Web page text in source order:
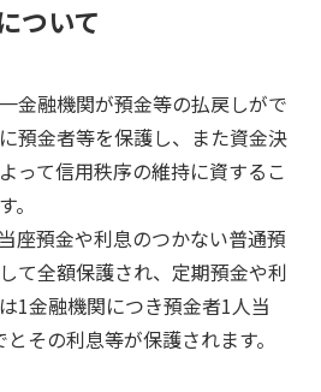
ついて
金融機関が預金等の払戻しがで
預金者等を保護し、また資金決
って信用秩序の維持に資するこ
。
座預金や利息のつかない普通預
て全額保護され、定期預金や利
1金融機関につき預金者1人当
その利息等が保護されます。